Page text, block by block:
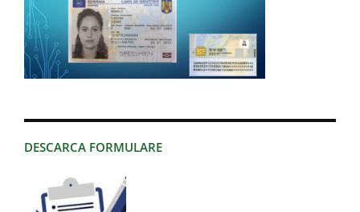
DESCARCA FORMULARE